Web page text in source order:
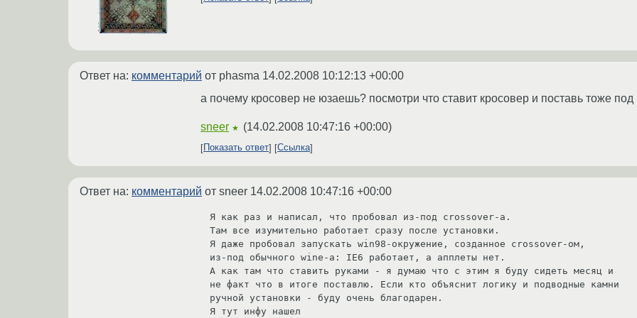
Ответ на: комментарий от phasma 14.02.2008 10:12:13 +00:00
а почему кросовер не юзаешь? посмотри что ставит кросовер и поставь тоже под
sneer ★ (14.02.2008 10:47:16 +00:00)
Показать ответ Ссылка
Ответ на: комментарий от sneer 14.02.2008 10:47:16 +00:00
Я как раз и написал, что пробовал из-под crossover-а.
Там все изумительно работает сразу после установки.
Я даже пробовал запускать win98-окружение, созданное crossover-ом,
из-под обычного wine-а: IE6 работает, а апплеты нет.
А как там что ставить руками - я думаю что с этим я буду сидеть месяц и
не факт что в итоге поставлю. Если кто объяснит логику и подводные камни
ручной установки - буду очень благодарен.